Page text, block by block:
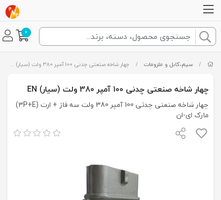
0
/ سیم،کابل و ملزومات / چهار شاخه صنعتی چدنی 100 آمپر 380 ولت (سیار) EN
چهار شاخه صنعتی چدنی 100 آمپر 380 ولت (سیار) EN
چهار شاخه صنعتی چدنی 100 آمپر 380 ولت سه فاز + ارت (3P+E)
مارک ای-ان